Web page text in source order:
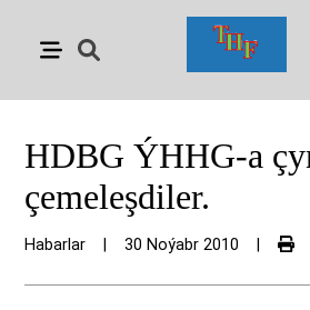
HDBG ÝHHG-a
çemeleşdiler.
Habarlar 30 Noýabr 2010